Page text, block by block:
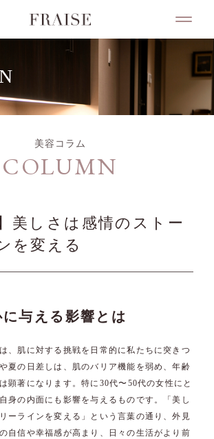
美容コラム
COLUMN
美しさは感情のストー
を変える
与える影響とは
、肌に対する挑戦を日常的に私たちに突きつ
夏の日差しは、肌のバリア機能を弱め、年齢
顕著になります。特に30代〜50代の女性にと
身の内面にも影響を与えるものです。「美し
ーラインを変える」という言葉の通り、外見
自信や幸福感が高まり、日々の生活がより前